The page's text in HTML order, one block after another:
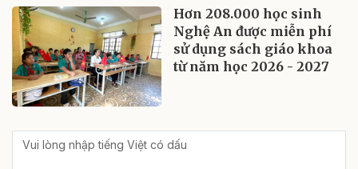
Hơn 208.000 học sinh
Nghệ An được miễn phí
sử dụng sách giáo khoa
từ năm học 2026 - 2027